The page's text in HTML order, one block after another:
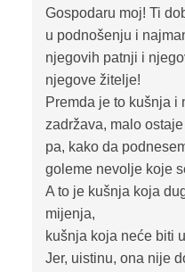
Gospodaru moj! Ti
u podnošenju i
njegovih patnji i
njegove žitelje!
Premda je to kušnja i
zadržava, malo
pa, kako da
goleme nevolje koje
A to je kušnja koja
mijenja,
kušnja koja neće biti
Jer, uistinu, ona nije